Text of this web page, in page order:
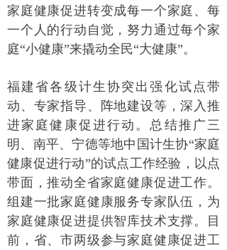
家庭健康促进转变成每一个家庭、每
一个人的行动自觉，努力通过每个家
庭“小健康”来撬动全民“大健康”。
福建省各级计生协突出强化试点带
动、专家指导、阵地建设等，深入推
进家庭健康促进行动。总结推广三
明、南平、宁德等地中国计生协“家庭
健康促进行动”的试点工作经验，以点
带面，推动全省家庭健康促进工作。
组建一批家庭健康服务专家队伍，为
家庭健康促进提供智库技术支撑。目
前，省、市两级参与家庭健康促进工